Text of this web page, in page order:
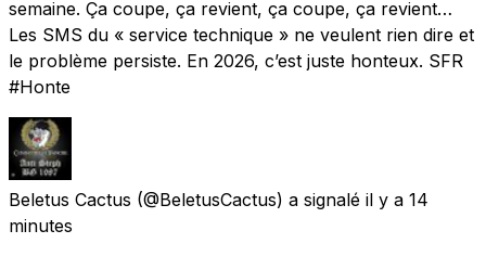
semaine. Ça coupe, ça revient, ça coupe, ça revient…
Les SMS du « service technique » ne veulent rien dire et
le problème persiste. En 2026, c’est juste honteux. SFR
#Honte
Beletus Cactus (@BeletusCactus) a signalé il y a 14
minutes